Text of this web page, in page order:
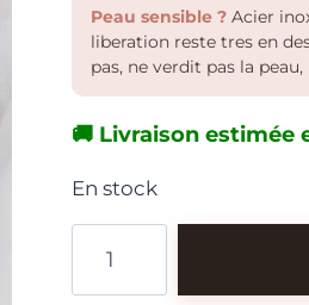
Peau sensible ?Acier
liberation reste tres en
pas, ne verdit pas la
🚚 Livraison estimée
En stock